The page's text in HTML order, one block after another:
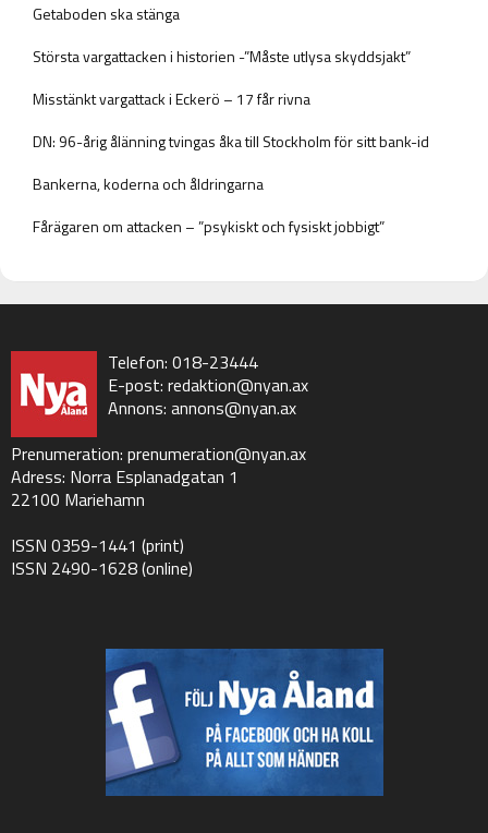
Getaboden ska stänga
Största vargattacken i historien -”Måste utlysa skyddsjakt”
Misstänkt vargattack i Eckerö – 17 får rivna
DN: 96-årig ålänning tvingas åka till Stockholm för sitt bank-id
Bankerna, koderna och åldringarna
Fårägaren om attacken – ”psykiskt och fysiskt jobbigt”
Telefon: 018-23444
E-post: redaktion@nyan.ax
Annons: annons@nyan.ax
Prenumeration: prenumeration@nyan.ax
Adress: Norra Esplanadgatan 1
22100 Mariehamn
ISSN 0359-1441 (print)
ISSN 2490-1628 (online)